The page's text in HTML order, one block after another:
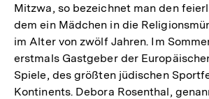
Mitzwa, so bezeichnet man den
dem ein Mädchen in die
im Alter von zwölf Jahren. Im
erstmals Gastgeber der
Spiele, des größten jüdischen
Kontinents. Debora Rosenthal,